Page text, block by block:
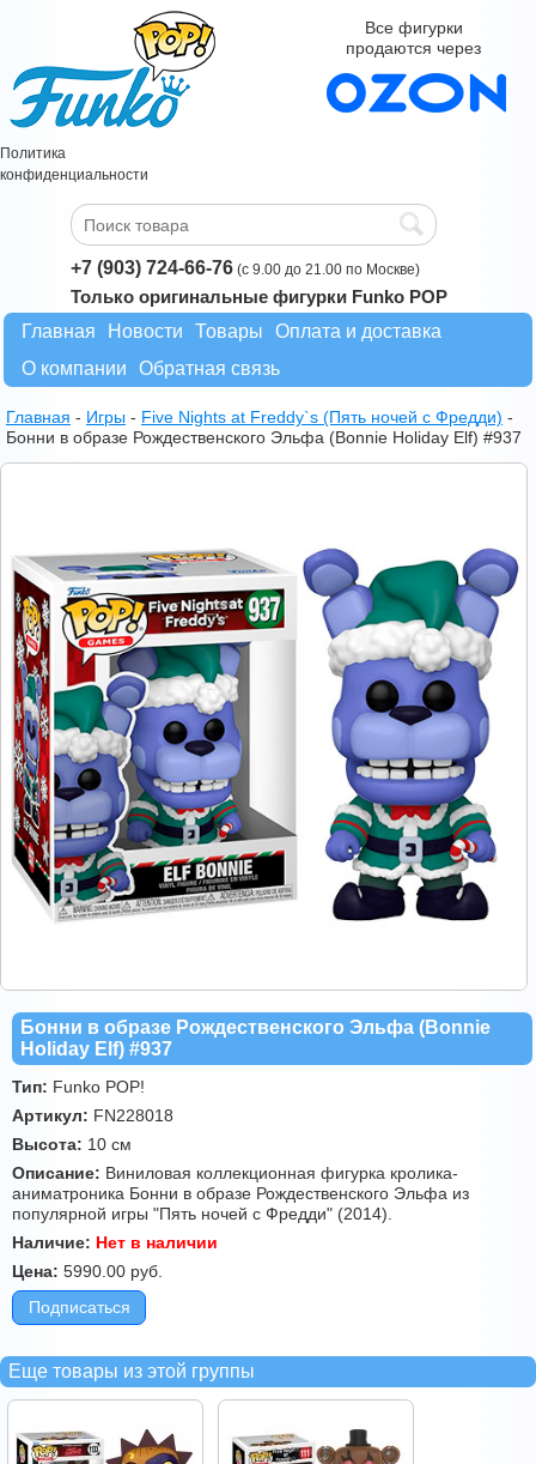
Политика
конфиденциальности
Все фигурки
продаются через
+7 (903) 724-66-76 (с 9.00 до 21.00 по Москве)
Только оригинальные фигурки Funko POP
Главная
Новости Товары
Оплата и доставка
О компании
Обратная связь
Главная - Игры - Five Nights at Freddy`s (Пять ночей с Фредди) -
Бонни в образе Рождественского Эльфа (Bonnie Holiday Elf) #937
Бонни в образе Рождественского Эльфа (Bonnie
Holiday Elf) #937
Тип: Funko POP!
Артикул: FN228018
Высота: 10 см
Описание: Виниловая коллекционная фигурка кролика-
аниматроника Бонни в образе Рождественского Эльфа из
популярной игры "Пять ночей с Фредди" (2014).
Наличие: Нет в наличии
Цена: 5990.00 руб.
Подписаться
Еще товары из этой группы